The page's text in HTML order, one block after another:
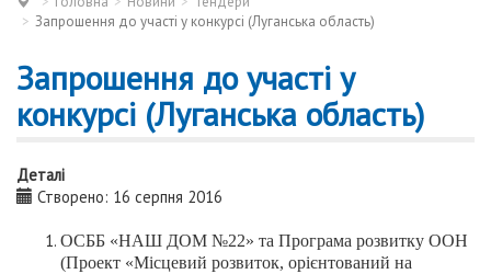
Запрошення до участі у конкурсі (Луганська область)
Запрошення до участі у
конкурсі (Луганська область)
Деталі
Створено: 16 серпня 2016
ОСББ «НАШ ДОМ №22» та Програма розвитку ООН
(Проект «Місцевий розвиток, орієнтований на